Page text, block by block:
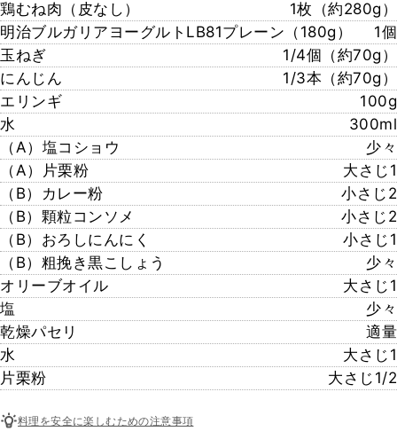
鶏むね肉（皮なし）
1枚（約280g）
明治ブルガリアヨーグルトLB81プレーン（180g）
1個
玉ねぎ
1/4個（約70g）
にんじん
1/3本（約70g）
エリンギ
100g
水
300ml
（A）塩コショウ
少々
（A）片栗粉
大さじ1
（B）カレー粉
小さじ2
（B）顆粒コンソメ
小さじ2
（B）おろしにんにく
小さじ1
（B）粗挽き黒こしょう
少々
オリーブオイル
大さじ1
塩
少々
乾燥パセリ
適量
水
大さじ1
片栗粉
大さじ1/2
料理を安全に楽しむための注意事項